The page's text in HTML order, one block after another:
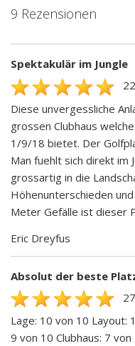
9 Rezensionen
Spektakulär im Jungle
Diese unvergessliche
grossen Clubhaus
1/9/18 bietet. Der
Man fuehlt sich direkt im
grossartig in die
Höhenunterschieden
Meter Gefälle ist dieser
Eric Dreyfus
Absolut der beste
Lage: 10 von 10 Layout:
9 von 10 Clubhaus: 7